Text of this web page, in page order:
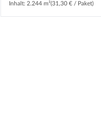
Inhalt: 2.244 m²(31,30 € / Paket)